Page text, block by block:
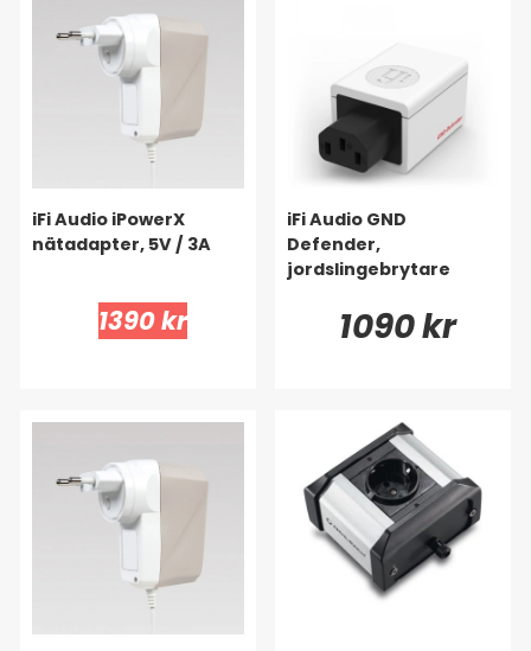
iFi Audio iPowerX
nätadapter, 5V / 3A
1390 kr
iFi Audio GND
Defender,
jordslingebrytare
1090 kr